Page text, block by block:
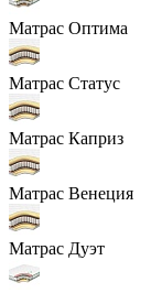
Матрас Оптима
Матрас Статус
Матрас Каприз
Матрас Венеция
Матрас Дуэт